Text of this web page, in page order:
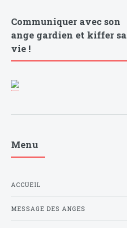
Communiquer avec son
ange gardien et kiffer sa
vie !
Menu
ACCUEIL
MESSAGE DES ANGES